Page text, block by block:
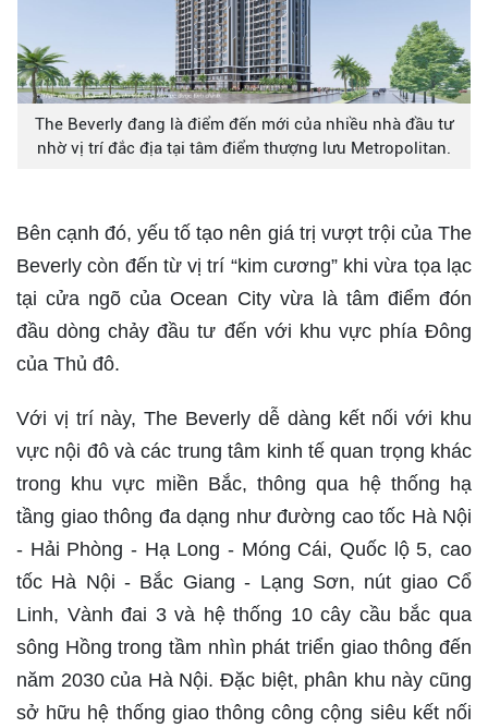
The Beverly đang là điểm đến mới của nhiều nhà đầu tư
nhờ vị trí đắc địa tại tâm điểm thượng lưu Metropolitan.
Bên cạnh đó, yếu tố tạo nên giá trị vượt trội của The
Beverly còn đến từ vị trí “kim cương” khi vừa tọa lạc
tại cửa ngõ của Ocean City vừa là tâm điểm đón
đầu dòng chảy đầu tư đến với khu vực phía Đông
của Thủ đô.
Với vị trí này, The Beverly dễ dàng kết nối với khu
vực nội đô và các trung tâm kinh tế quan trọng khác
trong khu vực miền Bắc, thông qua hệ thống hạ
tầng giao thông đa dạng như đường cao tốc Hà Nội
- Hải Phòng - Hạ Long - Móng Cái, Quốc lộ 5, cao
tốc Hà Nội - Bắc Giang - Lạng Sơn, nút giao Cổ
Linh, Vành đai 3 và hệ thống 10 cây cầu bắc qua
sông Hồng trong tầm nhìn phát triển giao thông đến
năm 2030 của Hà Nội. Đặc biệt, phân khu này cũng
sở hữu hệ thống giao thông công cộng siêu kết nối